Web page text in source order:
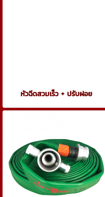
หัวฉีดสวมเร็ว + ปรับฝอย